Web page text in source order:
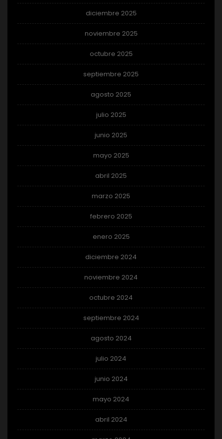
diciembre 2025
noviembre 2025
octubre 2025
septiembre 2025
agosto 2025
julio 2025
junio 2025
mayo 2025
abril 2025
marzo 2025
febrero 2025
enero 2025
diciembre 2024
noviembre 2024
octubre 2024
septiembre 2024
agosto 2024
julio 2024
junio 2024
mayo 2024
abril 2024